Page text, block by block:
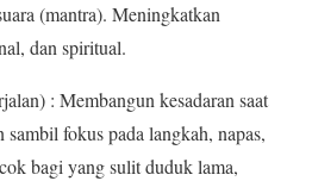
(mantra). Meningkatkan
dan spiritual.
: Membangun kesadaran saat
fokus pada langkah, napas,
bagi yang sulit duduk lama,